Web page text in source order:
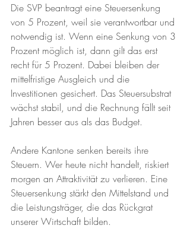
Die SVP beantragt eine Steuersenkung
von 5 Prozent, weil sie verantwortbar und
notwendig ist. Wenn eine Senkung von 3
Prozent möglich ist, dann gilt das erst
recht für 5 Prozent. Dabei bleiben der
mittelfristige Ausgleich und die
Investitionen gesichert. Das Steuersubstrat
wächst stabil, und die Rechnung fällt seit
Jahren besser aus als das Budget.
Andere Kantone senken bereits ihre
Steuern. Wer heute nicht handelt, riskiert
morgen an Attraktivität zu verlieren. Eine
Steuersenkung stärkt den Mittelstand und
die Leistungsträger, die das Rückgrat
unserer Wirtschaft bilden.